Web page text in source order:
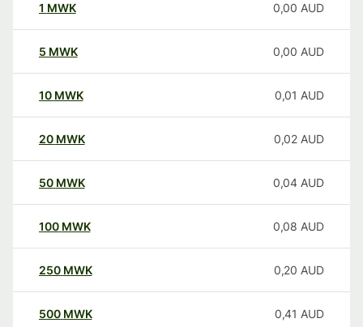
1 MWK 0,00 AUD
5 MWK 0,00 AUD
10 MWK 0,01 AUD
20 MWK 0,02 AUD
50 MWK 0,04 AUD
100 MWK 0,08 AUD
250 MWK 0,20 AUD
500 MWK 0,41 AUD